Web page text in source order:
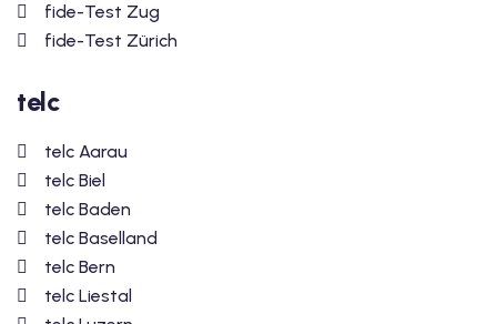
fide-Test Zug
fide-Test Zürich
telc
telc Aarau
telc Biel
telc Baden
telc Baselland
telc Bern
telc Liestal